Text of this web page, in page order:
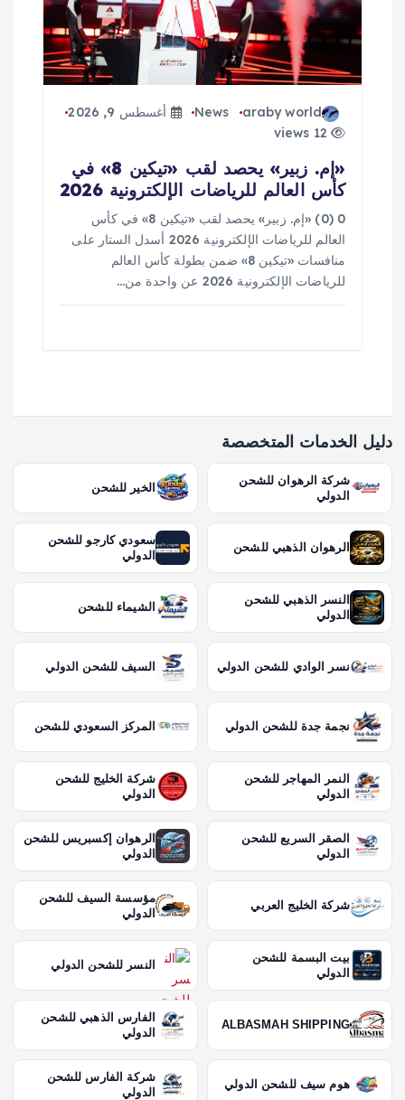
araby world
News
أغسطس 9, 2026
12 views
«إم. زبير» يحصد لقب «تيكين 8» في
كأس العالم للرياضات الإلكترونية 2026
0 (0) «إم. زبير» يحصد لقب «تيكين 8» في كأس
العالم للرياضات الإلكترونية 2026 أسدل الستار على
منافسات «تيكين 8» ضمن بطولة كأس العالم
للرياضات الإلكترونية 2026 عن واحدة من…
دليل الخدمات المتخصصة
شركة الرهوان للشحن
الدولي
الخير للشحن
الرهوان الذهبي للشحن
سعودي كارجو للشحن
الدولي
النسر الذهبي للشحن
الدولي
الشيماء للشحن
نسر الوادي للشحن الدولي السيف للشحن الدولي
نجمة جدة للشحن الدولي المركز السعودي للشحن
النمر المهاجر للشحن
الدولي
شركة الخليج للشحن
الدولي
الصقر السريع للشحن
الدولي
الرهوان إكسبريس للشحن
الدولي
شركة الخليج العربي
مؤسسة السيف للشحن
الدولي
بيت البسمة للشحن
الدولي
النسر للشحن الدولي
ALBASMAH SHIPPING
الفارس الذهبي للشحن
الدولي
هوم سيف للشحن الدولي
شركة الفارس للشحن
الدولي